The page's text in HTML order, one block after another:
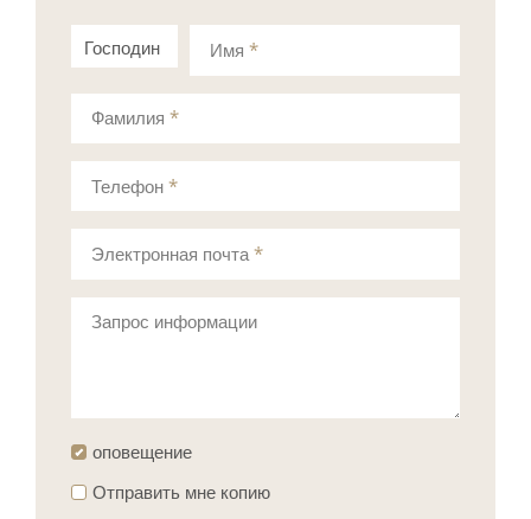
Господин Госпожа
Имя *
Телефон *
Запрос информации
Фамилия *
Электронная почта *
оповещение
Отправить мне копию